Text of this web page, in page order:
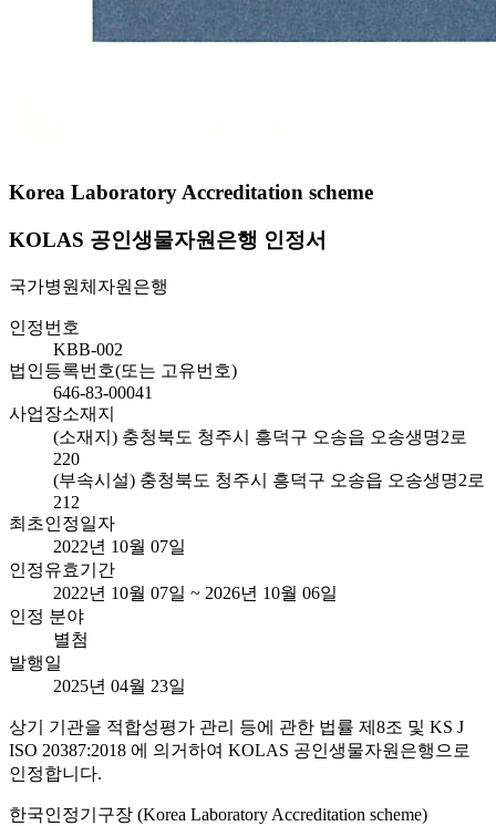
Korea Laboratory Accreditation scheme
KOLAS 공인생물자원은행 인정서
국가병원체자원은행
인정번호
KBB-002
법인등록번호(또는 고유번호)
646-83-00041
사업장소재지
(소재지) 충청북도 청주시 흥덕구 오송읍 오송생명2로
220
(부속시설) 충청북도 청주시 흥덕구 오송읍 오송생명2로
212
최초인정일자
2022년 10월 07일
인정유효기간
2022년 10월 07일 ~ 2026년 10월 06일
인정 분야
별첨
발행일
2025년 04월 23일
상기 기관을 적합성평가 관리 등에 관한 법률 제8조 및 KS J
ISO 20387:2018 에 의거하여 KOLAS 공인생물자원은행으로
인정합니다.
한국인정기구장 (Korea Laboratory Accreditation scheme)